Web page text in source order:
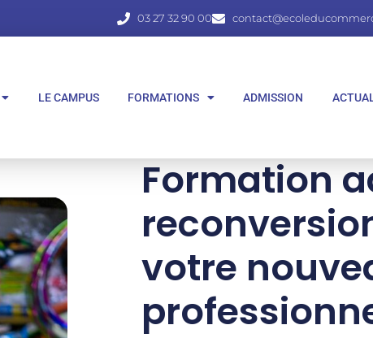
03 27 32 90 00
LE CAMPUS FORMATIONS ADMISSION
Formation
votre